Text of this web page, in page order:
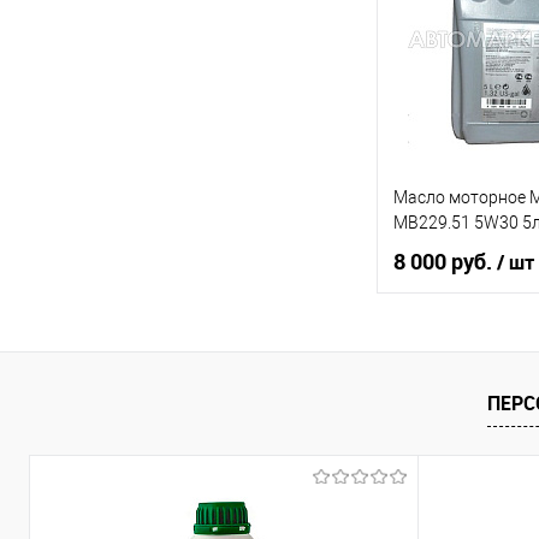
В список
Масло моторное
MB229.51 5W30 5л
8 000 руб. / шт
Купить в 1 клик